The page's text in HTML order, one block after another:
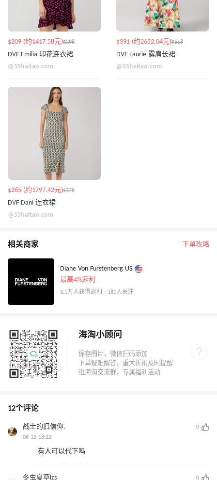
$209 (约1417.58元)$298
DVF Emilia 印花连衣裙
@55haitao.com
$391 (约2652.04元)$558
DVF Laurie 露肩长裙
@55haitao.com
$265 (约1797.42元)$378
DVF Dani 连衣裙
@55haitao.com
相关商家 下单攻略
Diane Von Furstenberg US
最高4%返利
3.1万人获得返利 · 181人关注
海淘小顾问
12个评论
战士的旧信仰.
0
06-12 18:22
有人可以代下吗
冬虫夏草lzs
0